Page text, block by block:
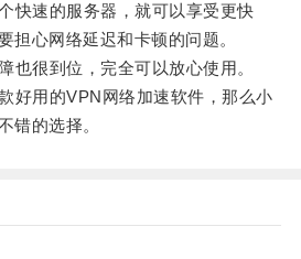
速的服务器，就可以享受更快
担心网络延迟和卡顿的问题。
很到位，完全可以放心使用。
用的VPN网络加速软件，那么小
错的选择。